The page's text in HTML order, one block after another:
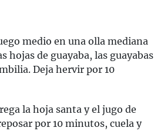
medio en una olla mediana
hojas de guayaba, las guayabas
Deja hervir por 10
la hoja santa y el jugo de
por 10 minutos, cuela y